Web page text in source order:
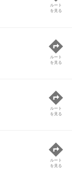
ルート
を見る
ルート
を見る
ルート
を見る
ルート
を見る